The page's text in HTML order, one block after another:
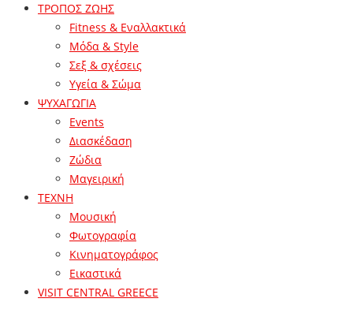
ΤΡΟΠΟΣ ΖΩΗΣ
Fitness & Εναλλακτικά
Μόδα & Style
Σεξ & σχέσεις
Υγεία & Σώμα
ΨΥΧΑΓΩΓΙΑ
Events
Διασκέδαση
Ζώδια
Μαγειρική
ΤΕΧΝΗ
Μουσική
Φωτογραφία
Κινηματογράφος
Εικαστικά
VISIT CENTRAL GREECE